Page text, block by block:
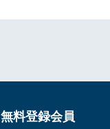
無料登録会員